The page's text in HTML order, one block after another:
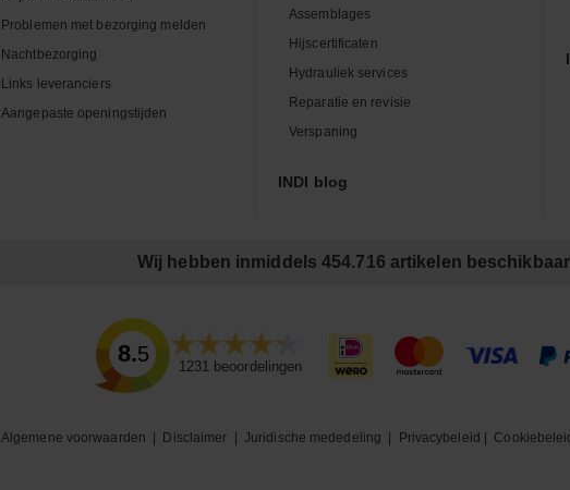
Problemen met bezorging melden
Nachtbezorging
Links leveranciers
Aangepaste openingstijden
Assemblages
Hijscertificaten
Hydrauliek services
Reparatie en revisie
Verspaning
INDI blog
Wij hebben inmiddels 454.716 artikelen
8.5
1231beoordelingen
Algemene voorwaarden Disclaimer Juridische mededeling Privacybeleid Cookiebeleid